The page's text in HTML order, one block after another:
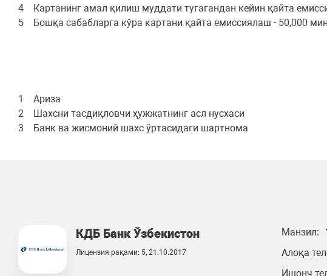
4 Картанинг амал қилиш муддати тугагандан кейин қайта
5 Бошқа сабабларга кўра картани қайта емиссиялаш - 50,000
1 Ариза
2 Шахсни тасдиқловчи ҳужжатнинг асл нусхаси
3 Банк ва жисмоний шахс ўртасидаги шартнома
КДБ Банк Ўзбекистон
Лицензия рақами: 5, 21.10.2017
Манзил:
Алоқа
Ишонч